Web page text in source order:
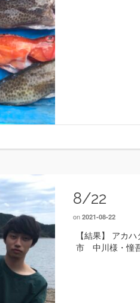
8/22
on 2021-08-22
【結果】 アカ
市 中川様・憧